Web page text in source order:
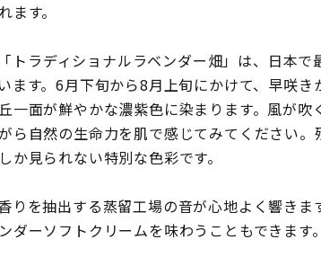
す。
トラディショナルラベンダー畑」は、日本で
ます。6月下旬から8月上旬にかけて、早咲き
一面が鮮やかな濃紫色に染まります。風が吹
ら自然の生命力を肌で感じてみてください。
見られない特別な色彩です。
りを抽出する蒸留工場の音が心地よく響きま
ーソフトクリームを味わうこともできます。